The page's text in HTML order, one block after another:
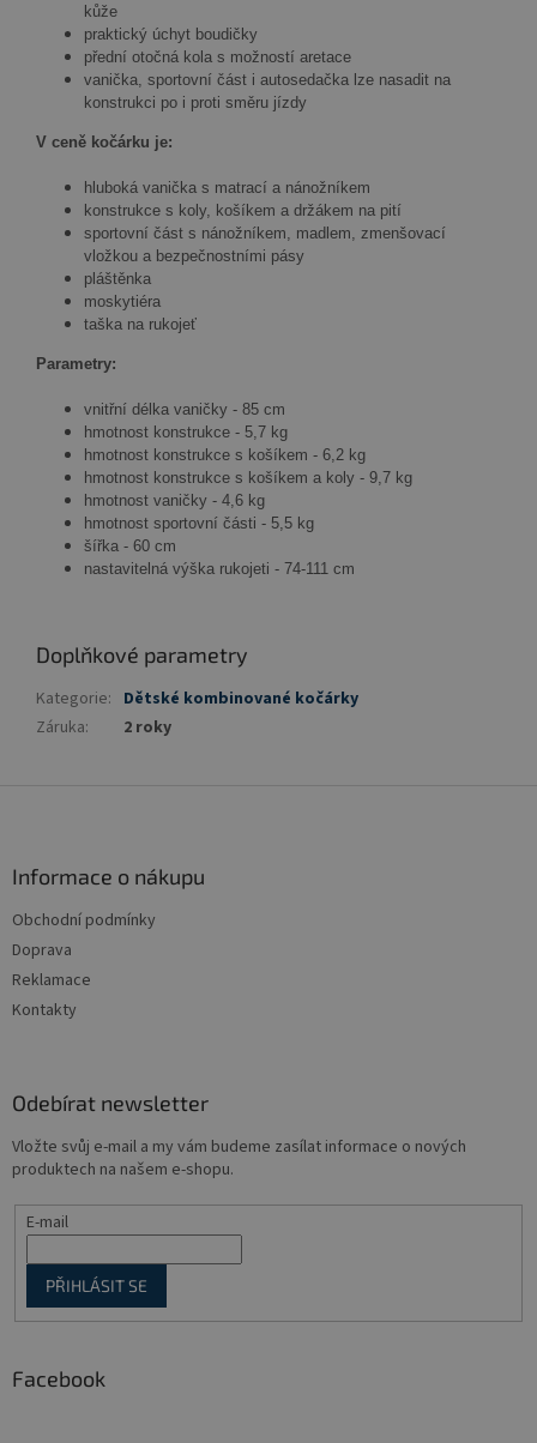
kůže
praktický úchyt boudičky
přední otočná kola s možností aretace
vanička, sportovní část i autosedačka lze nasadit na
konstrukci po i proti směru jízdy
V ceně kočárku je:
hluboká vanička s matrací a nánožníkem
konstrukce s koly, košíkem a držákem na pití
sportovní část s nánožníkem, madlem, zmenšovací
vložkou a bezpečnostními pásy
pláštěnka
moskytiéra
taška na rukojeť
Parametry:
vnitřní délka vaničky - 85 cm
hmotnost konstrukce - 5,7 kg
hmotnost konstrukce s košíkem - 6,2 kg
hmotnost konstrukce s košíkem a koly - 9,7 kg
hmotnost vaničky - 4,6 kg
hmotnost sportovní části - 5,5 kg
šířka - 60 cm
nastavitelná výška rukojeti - 74-111 cm
Doplňkové parametry
Kategorie: Dětské kombinované kočárky
Záruka: 2 roky
Informace o nákupu
Obchodní podmínky
Doprava
Reklamace
Kontakty
Odebírat newsletter
Vložte svůj e-mail a my vám budeme zasílat informace o nových
produktech na našem e-shopu.
E-mail
PŘIHLÁSIT SE
Facebook